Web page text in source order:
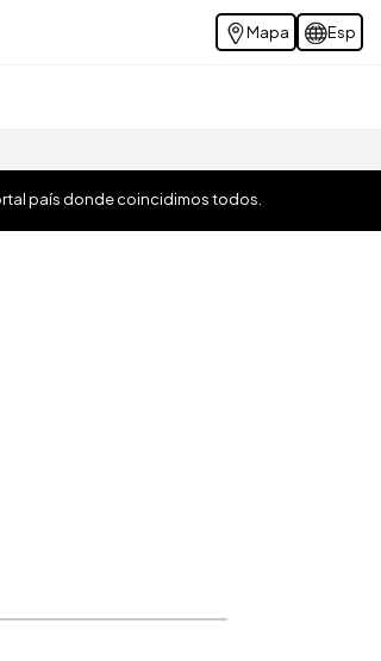
Mapa Esp
país donde coincidimos todos.